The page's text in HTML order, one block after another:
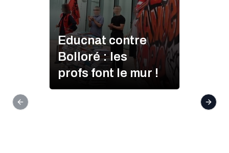
Educnat contre
Bolloré : les
profs font le mur !
Previous slide Next